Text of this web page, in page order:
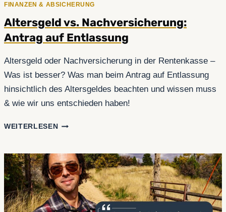
FINANZEN & ABSICHERUNG
Altersgeld vs. Nachversicherung:
Antrag auf Entlassung
Altersgeld oder Nachversicherung in der Rentenkasse –
Was ist besser? Was man beim Antrag auf Entlassung
hinsichtlich des Altersgeldes beachten und wissen muss
& wie wir uns entschieden haben!
WEITERLESENALTERSGELD
ANTRAG
AUF
ENTLASSUNG